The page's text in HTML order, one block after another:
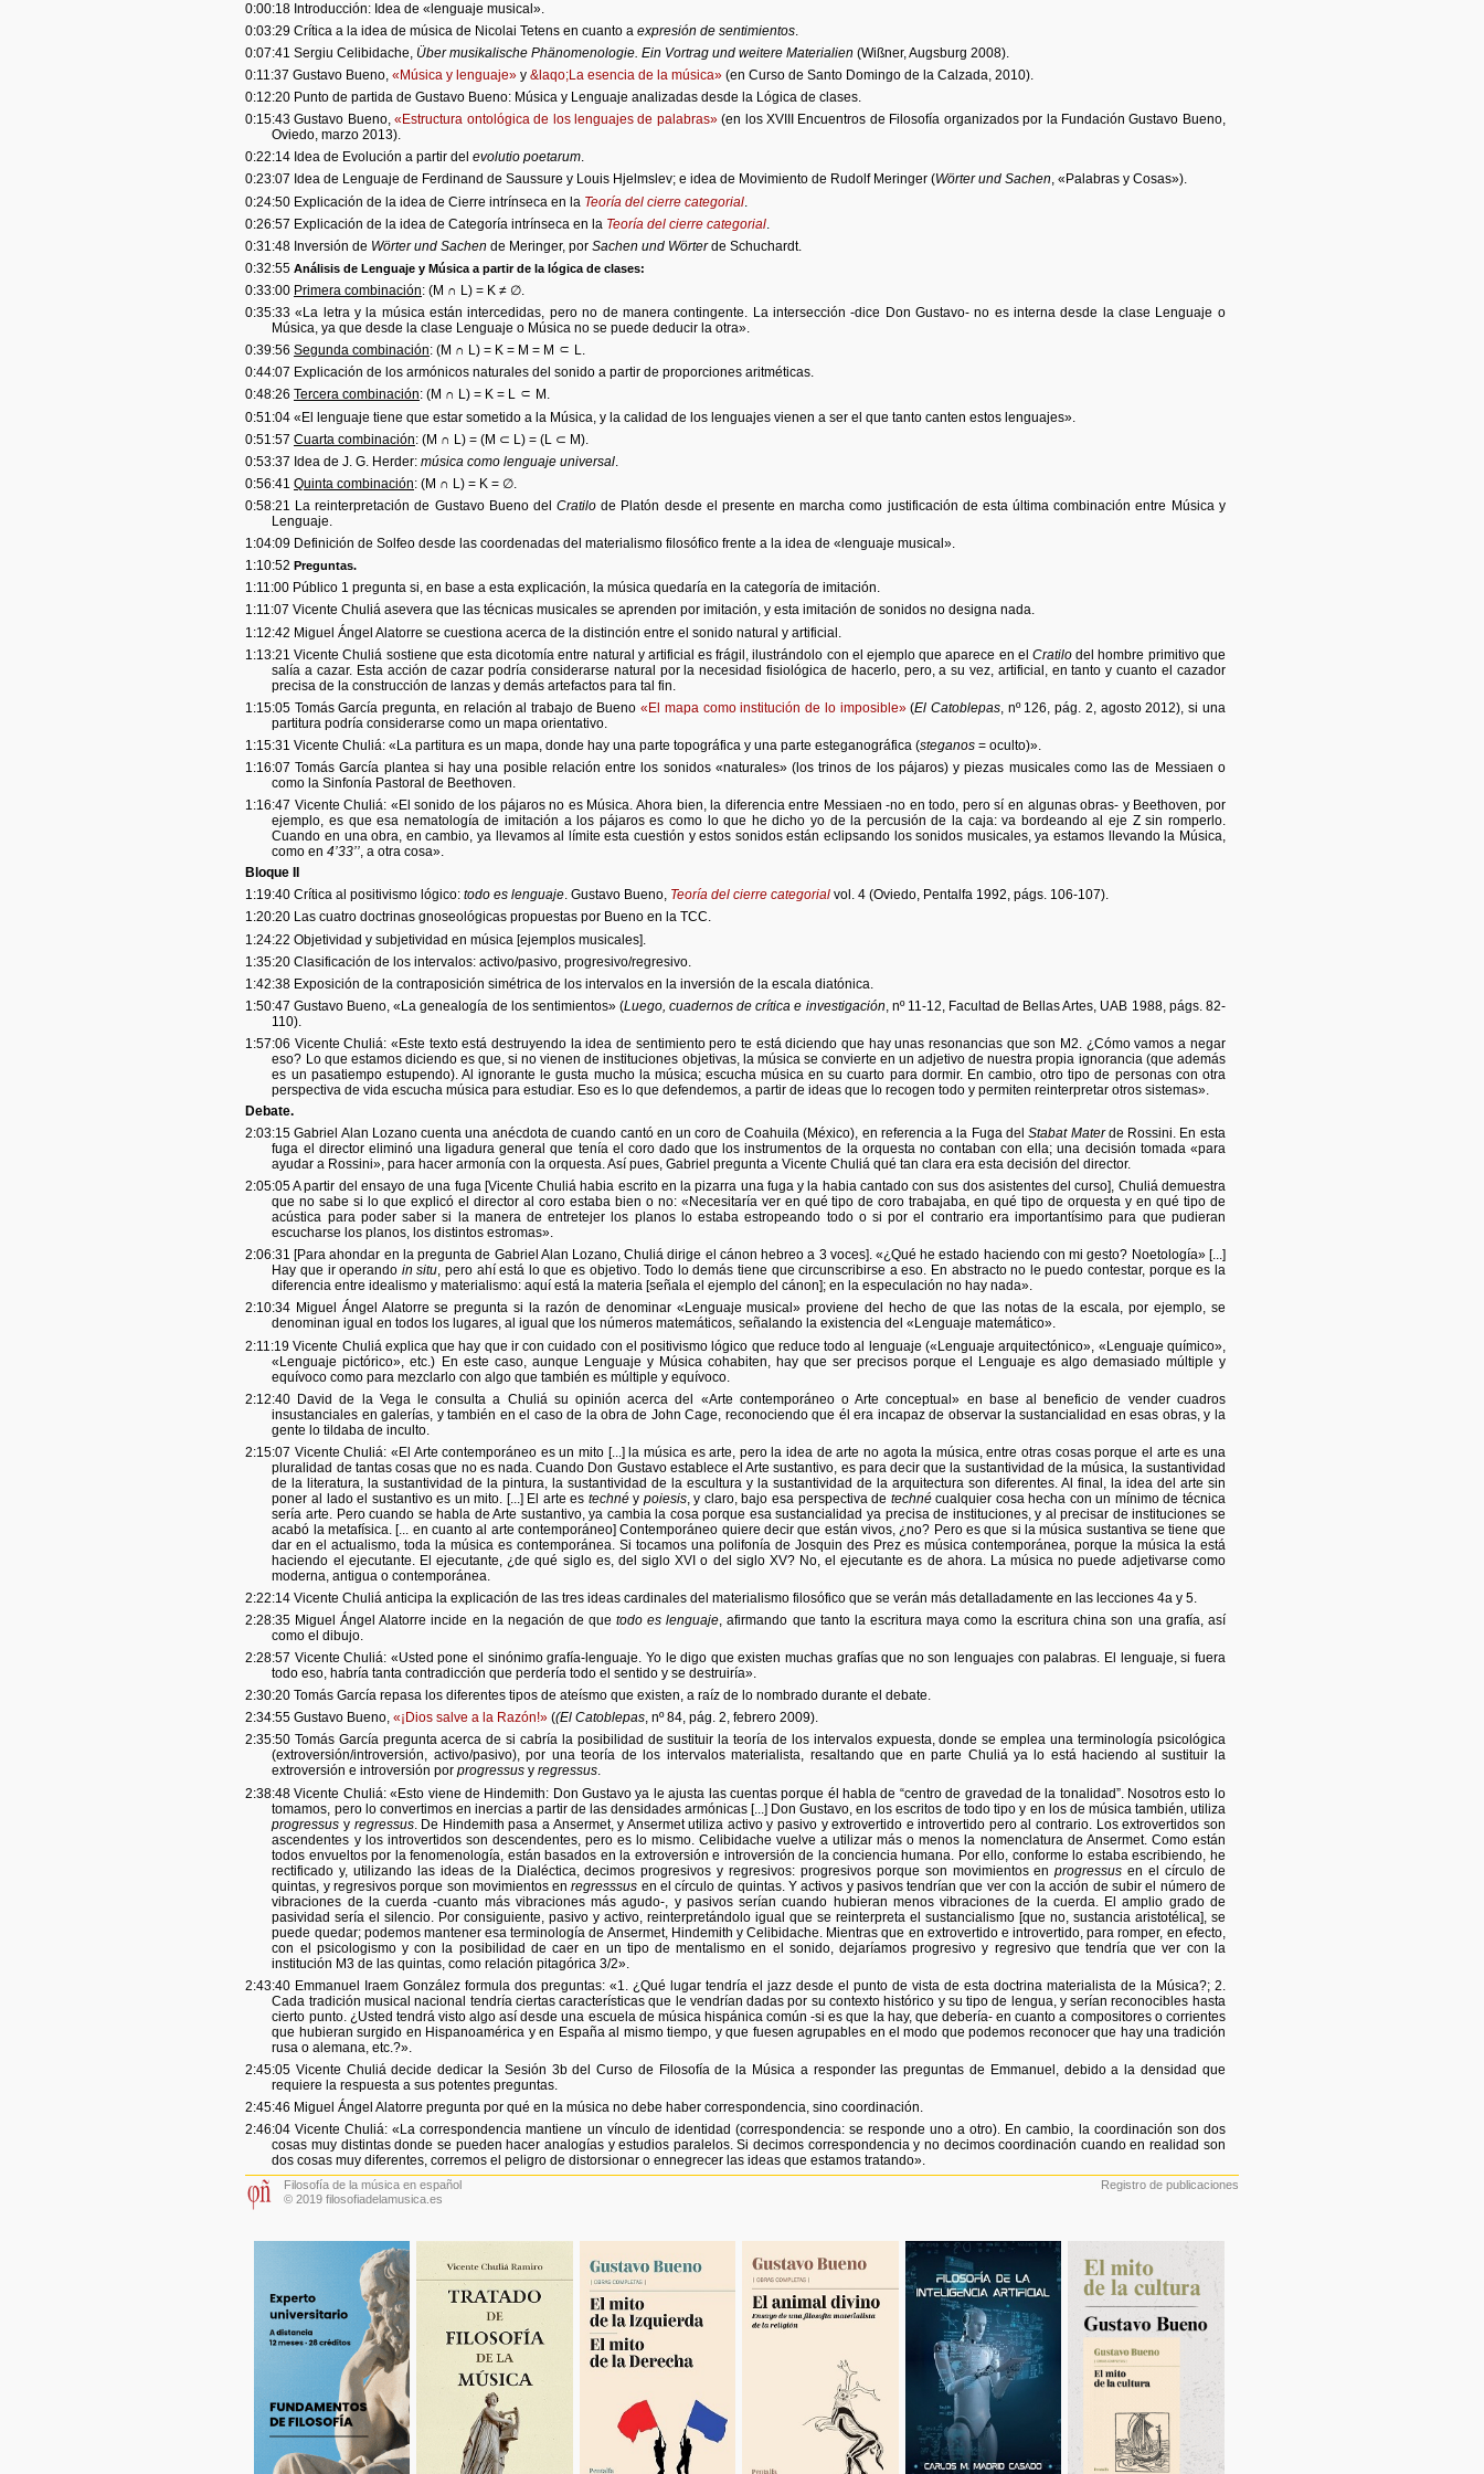
0:00:18 Introducción: Idea de «lenguaje musical».
0:03:29 Crítica a la idea de música de Nicolai Tetens en cuanto a expresión de sentimientos
0:07:41 Sergiu Celibidache, Über musikalische Phänomenologie. Ein Vortrag und weitere Materialien (Wißner, Augsburg 2008).
0:11:37 Gustavo Bueno, «Música y lenguaje» y &laqo;La esencia de la música» (en Curso de Santo Domingo de la Calzada, 2010).
0:12:20 Punto de partida de Gustavo Bueno: Música y Lenguaje analizadas desde la Lógica de clases.
0:15:43 Gustavo Bueno,«Estructura ontológica de los lenguajes de palabras»(en los XVIII Encuentros de Filosofía organizados por la Fundación Gustavo Bueno,
Oviedo, marzo 2013).
0:22:14 Idea de Evolución a partir del evolutio poetarum.
0:23:07 Idea de Lenguaje de Ferdinand de Saussure y Louis Hjelmslev; e idea de Movimiento de Rudolf Meringer (Wörter und Sachen, «Palabras y Cosas»).
0:24:50 Explicación de la idea de Cierre intrínseca en la Teoría del cierre categorial
0:26:57 Explicación de la idea de Categoría intrínseca en la Teoría del cierre categorial
0:31:48 Inversión de Wörter und Sachen de Meringer, por Sachen und Wörterde Schuchardt.
0:32:55 Análisis de Lenguaje y Música a partir de la lógica de clases:
0:33:00 Primera combinación: (M ∩ L) = K ≠ ∅.
0:35:33 «La letra y la música están intercedidas, pero no de manera contingente. La intersección -dice Don Gustavo- no es interna desde la clase Lenguaje o
Música, ya que desde la clase Lenguaje o Música no se puede deducir la otra».
0:39:56 Segunda combinación: (M ∩ L) = K = M = M ⸦ L.
0:44:07 Explicación de los armónicos naturales del sonido a partir de proporciones aritméticas.
0:48:26 Tercera combinación: (M ∩ L) = K = L ⸦ M.
0:51:04 «El lenguaje tiene que estar sometido a la Música, y la calidad de los lenguajes vienen a ser el que tanto canten estos lenguajes».
0:51:57 Cuarta combinación: (M ∩ L) = (M ⊂ L) = (L ⊂ M).
0:53:37 Idea de J. G. Herder: música como lenguaje universal
0:56:41 Quinta combinación: (M ∩ L) = K = ∅.
0:58:21 La reinterpretación de Gustavo Bueno delCratilo de Platón desde el presente en marcha como justificación de esta última combinación entre Música y
Lenguaje.
1:04:09 Definición de Solfeo desde las coordenadas del materialismo filosófico frente a la idea de «lenguaje musical».
1:10:52 Preguntas.
1:11:00 Público 1 pregunta si, en base a esta explicación, la música quedaría en la categoría de imitación.
1:11:07 Vicente Chuliá asevera que las técnicas musicales se aprenden por imitación, y esta imitación de sonidos no designa nada.
1:12:42 Miguel Ángel Alatorre se cuestiona acerca de la distinción entre el sonido natural y artificial.
1:13:21 Vicente Chuliá sostiene que esta dicotomía entre natural y artificial es frágil, ilustrándolo con el ejemplo que aparece en elCratilo del hombre primitivo que
salía a cazar. Esta acción de cazar podría considerarse natural por la necesidad fisiológica de hacerlo, pero, a su vez, artificial, en tanto y cuanto el cazador
precisa de la construcción de lanzas y demás artefactos para tal fin.
1:15:05 Tomás García pregunta, en relación al trabajo de Bueno«El mapa como institución de lo imposible»(El Catoblepas , nº 126, pág. 2, agosto 2012), si una
partitura podría considerarse como un mapa orientativo.
1:15:31 Vicente Chuliá: «La partitura es un mapa, donde hay una parte topográfica y una parte esteganográfica (steganos = oculto)».
1:16:07 Tomás García plantea si hay una posible relación entre los sonidos «naturales» (los trinos de los pájaros) y piezas musicales como las de Messiaen o
como la Sinfonía Pastoral de Beethoven.
1:16:47 Vicente Chuliá: «El sonido de los pájaros no es Música. Ahora bien, la diferencia entre Messiaen -no en todo, pero sí en algunas obras- y Beethoven, por
ejemplo, es que esa nematología de imitación a los pájaros es como lo que he dicho yo de la percusión de la caja: va bordeando al eje Z sin romperlo.
Cuando en una obra, en cambio, ya llevamos al límite esta cuestión y estos sonidos están eclipsando los sonidos musicales, ya estamos llevando la Música,
como en4’33’’, a otra cosa».
Bloque II
1:19:40 Crítica al positivismo lógico: todo es lenguaje. Gustavo Bueno, Teoría del cierre categorial vol. 4 (Oviedo, Pentalfa 1992, págs. 106-107).
1:20:20 Las cuatro doctrinas gnoseológicas propuestas por Bueno en la TCC.
1:24:22 Objetividad y subjetividad en música [ejemplos musicales].
1:35:20 Clasificación de los intervalos: activo/pasivo, progresivo/regresivo.
1:42:38 Exposición de la contraposición simétrica de los intervalos en la inversión de la escala diatónica.
1:50:47 Gustavo Bueno,«La genealogía de los sentimientos»(Luego, cuadernos de crítica e investigación, nº 11-12, Facultad de Bellas Artes, UAB 1988, págs. 82-
110).
1:57:06 Vicente Chuliá: «Este texto está destruyendo la idea de sentimiento pero te está diciendo que hay unas resonancias que son M2. ¿Cómo vamos a negar
eso? Lo que estamos diciendo es que, si no vienen de instituciones objetivas, la música se convierte en un adjetivo de nuestra propia ignorancia (que además
es un pasatiempo estupendo). Al ignorante le gusta mucho la música; escucha música en su cuarto para dormir. En cambio, otro tipo de personas con otra
perspectiva de vida escucha música para estudiar. Eso es lo que defendemos, a partir de ideas que lo recogen todo y permiten reinterpretar otros sistemas».
Debate.
2:03:15 Gabriel Alan Lozano cuenta una anécdota de cuando cantó en un coro de Coahuila (México), en referencia a la Fuga delStabat Materde Rossini. En esta
fuga el director eliminó una ligadura general que tenía el coro dado que los instrumentos de la orquesta no contaban con ella; una decisión tomada «para
ayudar a Rossini», para hacer armonía con la orquesta. Así pues, Gabriel pregunta a Vicente Chuliá qué tan clara era esta decisión del director.
2:05:05 A partir del ensayo de una fuga [Vicente Chuliá habia escrito en la pizarra una fuga y la habia cantado con sus dos asistentes del curso], Chuliá demuestra
que no sabe si lo que explicó el director al coro estaba bien o no: «Necesitaría ver en qué tipo de coro trabajaba, en qué tipo de orquesta y en qué tipo de
acústica para poder saber si la manera de entretejer los planos lo estaba estropeando todo o si por el contrario era importantísimo para que pudieran
escucharse los planos, los distintos estromas».
2:06:31 [Para ahondar en la pregunta de Gabriel Alan Lozano, Chuliá dirige el cánon hebreo a 3 voces]. «¿Qué he estado haciendo con mi gesto? Noetología» [...]
Hay que ir operando in situ, pero ahí está lo que es objetivo. Todo lo demás tiene que circunscribirse a eso. En abstracto no le puedo contestar, porque es la
diferencia entre idealismo y materialismo: aquí está la materia [señala el ejemplo del cánon]; en la especulación no hay nada».
2:10:34 Miguel Ángel Alatorre se pregunta si la razón de denominar «Lenguaje musical» proviene del hecho de que las notas de la escala, por ejemplo, se
denominan igual en todos los lugares, al igual que los números matemáticos, señalando la existencia del «Lenguaje matemático».
2:11:19 Vicente Chuliá explica que hay que ir con cuidado con el positivismo lógico que reduce todo al lenguaje («Lenguaje arquitectónico», «Lenguaje químico»,
«Lenguaje pictórico», etc.) En este caso, aunque Lenguaje y Música cohabiten, hay que ser precisos porque el Lenguaje es algo demasiado múltiple y
equívoco como para mezclarlo con algo que también es múltiple y equívoco.
2:12:40 David de la Vega le consulta a Chuliá su opinión acerca del «Arte contemporáneo o Arte conceptual» en base al beneficio de vender cuadros
insustanciales en galerías, y también en el caso de la obra de John Cage, reconociendo que él era incapaz de observar la sustancialidad en esas obras, y la
gente lo tildaba de inculto.
2:15:07 Vicente Chuliá: «El Arte contemporáneo es un mito [...] la música es arte, pero la idea de arte no agota la música, entre otras cosas porque el arte es una
pluralidad de tantas cosas que no es nada. Cuando Don Gustavo establece el Arte sustantivo, es para decir que la sustantividad de la música, la sustantividad
de la literatura, la sustantividad de la pintura, la sustantividad de la escultura y la sustantividad de la arquitectura son diferentes. Al final, la idea del arte sin
poner al lado el sustantivo es un mito. [...] El arte es technéy poiesis, y claro, bajo esa perspectiva de technécualquier cosa hecha con un mínimo de técnica
sería arte. Pero cuando se habla de Arte sustantivo, ya cambia la cosa porque esa sustancialidad ya precisa de instituciones, y al precisar de instituciones se
acabó la metafísica. [... en cuanto al arte contemporáneo] Contemporáneo quiere decir que están vivos, ¿no? Pero es que si la música sustantiva se tiene que
dar en el actualismo, toda la música es contemporánea. Si tocamos una polifonía de Josquin des Prez es música contemporánea, porque la música la está
haciendo el ejecutante. El ejecutante, ¿de qué siglo es, del siglo XVI o del siglo XV? No, el ejecutante es de ahora. La música no puede adjetivarse como
moderna, antigua o contemporánea.
2:22:14 Vicente Chuliá anticipa la explicación de las tres ideas cardinales del materialismo filosófico que se verán más detalladamente en las lecciones 4a y 5.
2:28:35 Miguel Ángel Alatorre incide en la negación de quetodo es lenguaje, afirmando que tanto la escritura maya como la escritura china son una grafía, así
como el dibujo.
2:28:57 Vicente Chuliá: «Usted pone el sinónimo grafía-lenguaje. Yo le digo que existen muchas grafías que no son lenguajes con palabras. El lenguaje, si fuera
todo eso, habría tanta contradicción que perdería todo el sentido y se destruiría».
2:30:20 Tomás García repasa los diferentes tipos de ateísmo que existen, a raíz de lo nombrado durante el debate.
2:34:55 Gustavo Bueno, «¡Dios salve a la Razón!» ((El Catoblepas, nº 84, pág. 2, febrero 2009).
2:35:50 Tomás García pregunta acerca de si cabría la posibilidad de sustituir la teoría de los intervalos expuesta, donde se emplea una terminología psicológica
(extroversión/introversión, activo/pasivo), por una teoría de los intervalos materialista, resaltando que en parte Chuliá ya lo está haciendo al sustituir la
extroversión e introversión porprogressus yregressus.
2:38:48 Vicente Chuliá: «Esto viene de Hindemith: Don Gustavo ya le ajusta las cuentas porque él habla de “centro de gravedad de la tonalidad”. Nosotros esto lo
tomamos, pero lo convertimos en inercias a partir de las densidades armónicas [...] Don Gustavo, en los escritos de todo tipo y en los de música también, utiliza
progressus y regressus. De Hindemith pasa a Ansermet, y Ansermet utiliza activo y pasivo y extrovertido e introvertido pero al contrario. Los extrovertidos son
ascendentes y los introvertidos son descendentes, pero es lo mismo. Celibidache vuelve a utilizar más o menos la nomenclatura de Ansermet. Como están
todos envueltos por la fenomenología, están basados en la extroversión e introversión de la conciencia humana. Por ello, conforme lo estaba escribiendo, he
rectificado y, utilizando las ideas de la Dialéctica, decimos progresivos y regresivos: progresivos porque son movimientos enprogressus en el círculo de
quintas, y regresivos porque son movimientos enregresssus en el círculo de quintas. Y activos y pasivos tendrían que ver con la acción de subir el número de
vibraciones de la cuerda -cuanto más vibraciones más agudo-, y pasivos serían cuando hubieran menos vibraciones de la cuerda. El amplio grado de
pasividad sería el silencio. Por consiguiente, pasivo y activo, reinterpretándolo igual que se reinterpreta el sustancialismo [que no, sustancia aristotélica], se
puede quedar; podemos mantener esa terminología de Ansermet, Hindemith y Celibidache. Mientras que en extrovertido e introvertido, para romper, en efecto,
con el psicologismo y con la posibilidad de caer en un tipo de mentalismo en el sonido, dejaríamos progresivo y regresivo que tendría que ver con la
institución M3 de las quintas, como relación pitagórica 3/2».
2:43:40 Emmanuel Iraem González formula dos preguntas: «1. ¿Qué lugar tendría el jazz desde el punto de vista de esta doctrina materialista de la Música?; 2.
Cada tradición musical nacional tendría ciertas características que le vendrían dadas por su contexto histórico y su tipo de lengua, y serían reconocibles hasta
cierto punto. ¿Usted tendrá visto algo así desde una escuela de música hispánica común -si es que la hay, que debería- en cuanto a compositores o corrientes
que hubieran surgido en Hispanoamérica y en España al mismo tiempo, y que fuesen agrupables en el modo que podemos reconocer que hay una tradición
rusa o alemana, etc.?».
2:45:05 Vicente Chuliá decide dedicar la Sesión 3b del Curso de Filosofía de la Música a responder las preguntas de Emmanuel, debido a la densidad que
requiere la respuesta a sus potentes preguntas.
2:45:46 Miguel Ángel Alatorre pregunta por qué en la música no debe haber correspondencia, sino coordinación.
2:46:04 Vicente Chuliá: «La correspondencia mantiene un vínculo de identidad (correspondencia: se responde uno a otro). En cambio, la coordinación son dos
cosas muy distintas donde se pueden hacer analogías y estudios paralelos. Si decimos correspondencia y no decimos coordinación cuando en realidad son
dos cosas muy diferentes, corremos el peligro de distorsionar o ennegrecer las ideas que estamos tratando».
Filosofía de la música en español
© 2019 filosofiadelamusica.es
Registro de publicaciones